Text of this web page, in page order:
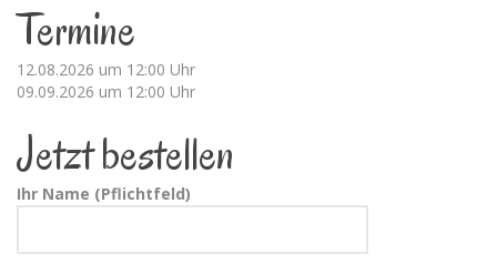
Termine
12.08.2026 um 12:00 Uhr
09.09.2026 um 12:00 Uhr
Jetzt bestellen
Ihr Name (Pflichtfeld)